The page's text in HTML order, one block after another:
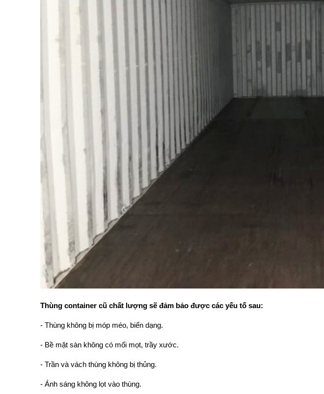
Thùng container cũ chất lượng sẽ đảm bảo được các yếu tố sau:
- Thùng không bị móp méo, biến dạng.
- Bề mặt sàn không có mối mọt, trầy xước.
- Trần và vách thùng không bị thủng.
- Ánh sáng không lọt vào thùng.